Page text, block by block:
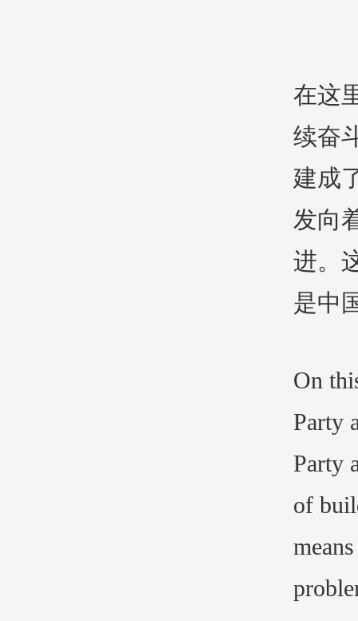
在这
续奋
建成
发向
进。
是中
On
Party
Party
of